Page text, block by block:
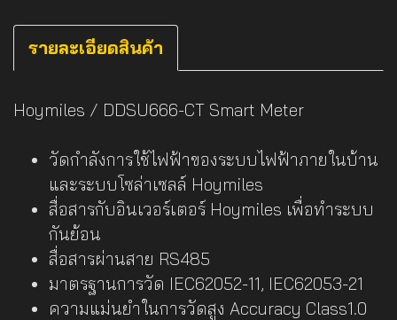
รายละเอียดสินค้า
Hoymiles / DDSU666-CT Smart Meter
วัดกำลังการใช้ไฟฟ้าของระบบไฟฟ้าภายในบ้าน
และระบบโซล่าเซลล์ Hoymiles
สื่อสารกับอินเวอร์เตอร์ Hoymiles เพื่อทำระบบ
กันย้อน
สื่อสารผ่านสาย RS485
มาตรฐานการวัด IEC62052-11, IEC62053-21
ความแม่นยำในการวัดสูง Accuracy Class1.0